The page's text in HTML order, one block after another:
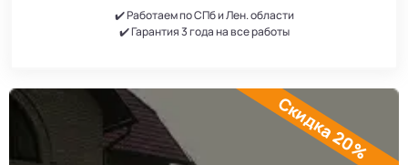
✔️ Работаем по СПб и Лен. области
✔️ Гарантия 3 года на все работы
Скидка 20%